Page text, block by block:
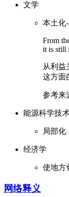
文学
本土化
From
it is still
从利益
这方面
参考来
能源科学技
局部化
经济学
使地方
网络释义